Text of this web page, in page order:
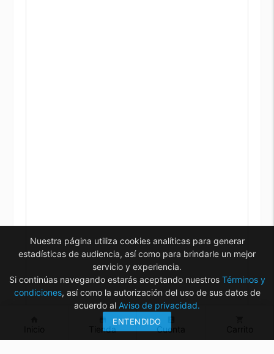
Tienda Cuenta
Nuestra página utiliza cookies analíticas para generar
estadísticas de audiencia, así como para brindarle un mejor
servicio y experiencia.
Si continúas navegando estarás aceptando nuestros Términos y
condiciones, así como la autorización del uso de sus datos de
acuerdo al Aviso de privacidad.
ENTENDIDO